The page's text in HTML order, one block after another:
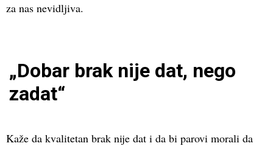
za nas nevidljiva.
„Dobar brak nije dat, nego
zadat“
Kaže da kvalitetan brak nije dat i da bi parovi morali da